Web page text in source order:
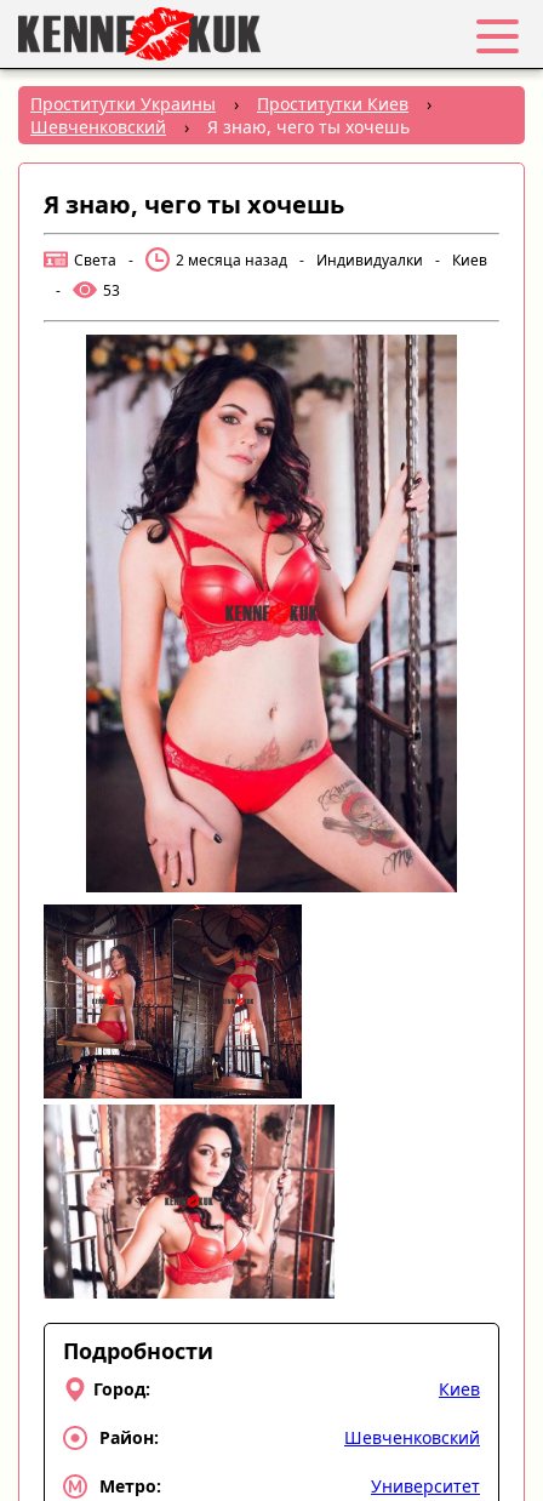
Избранное
Вход
Регистрация
Города:
РУС|
УКР
Создать объявление
Проститутки Украины › Проститутки Киев
›
Шевченковский
› Я знаю, чего ты хочешь
Я знаю, чего ты хочешь
Света - 2 месяца назад - Индивидуалки -
Киев
-
53
Подробности
Город: Киев
Район: Шевченковский
Метро: Университет